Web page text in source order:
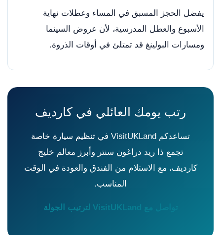
يفضل الحجز المسبق في المساء وعطلات نهاية
الأسبوع والعطل المدرسية، لأن عروض السينما
ومسارات البولينغ قد تمتلئ في أوقات الذروة.
رتب يومك العائلي في كارديف
تساعدكم VisitUKLand في تنظيم سيارة خاصة
تجمع ذا ريد دراغون سنتر وأبرز معالم خليج
كارديف، مع الاستلام من الفندق والعودة في الوقت
المناسب.
تواصل مع VisitUKLand لترتيب الجولة